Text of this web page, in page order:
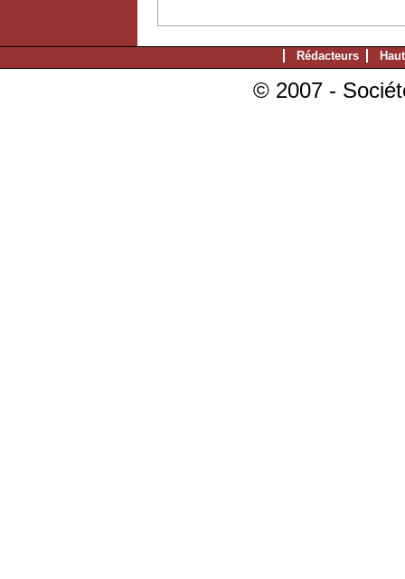
Rédacteurs
© 2007 -